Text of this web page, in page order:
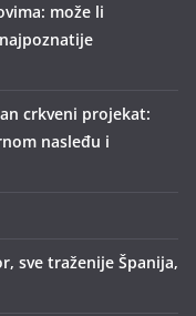
može li
crkveni projekat:
nasleđu i
sve traženije Španija,